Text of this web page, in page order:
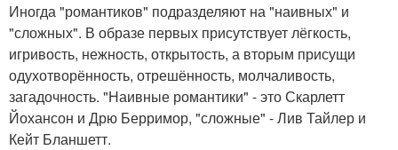
Иногда "романтиков" подразделяют на "наивных" и
"сложных". В образе первых присутствует лёгкость,
игривость, нежность, открытость, а вторым присущи
одухотворённость, отрешённость, молчаливость,
загадочность. "Наивные романтики" - это Скарлетт
Йохансон и Дрю Берримор, "сложные" - Лив Тайлер и
Кейт Бланшетт.